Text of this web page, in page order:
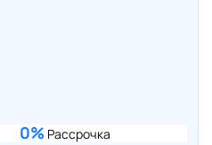
0% Рассрочка